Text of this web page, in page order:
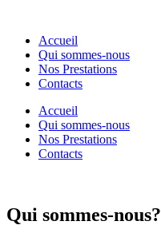
Accueil
Qui sommes-nous
Nos Prestations
Contacts
Accueil
Qui sommes-nous
Nos Prestations
Contacts
Qui sommes-nous?